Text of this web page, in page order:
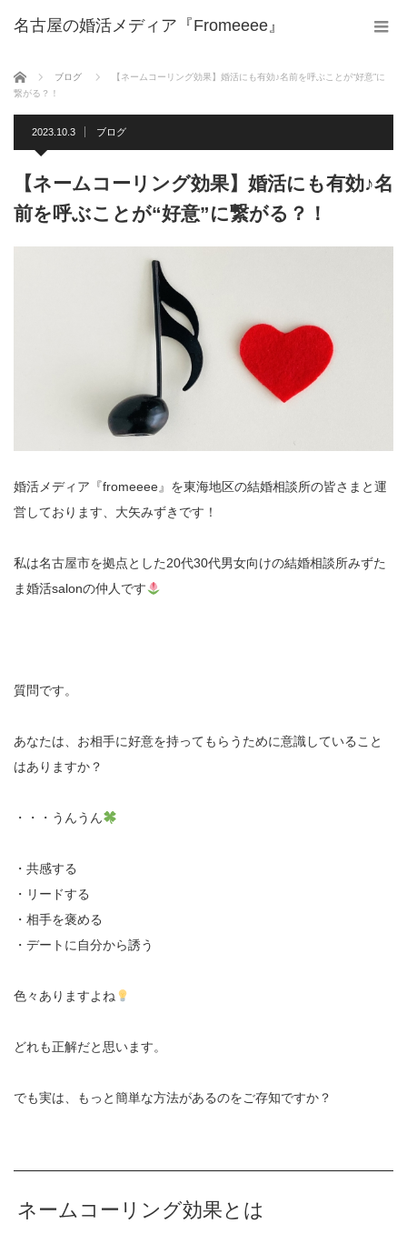
名古屋の婚活メディア『Fromeeee』
ホーム ブログ
【ネームコーリング効果】婚活にも有効♪名前を呼ぶことが“好意”に
繋がる？！
2023.10.3 ブログ
【ネームコーリング効果】婚活にも有効♪名
前を呼ぶことが“好意”に繋がる？！
婚活メディア『fromeeee』を東海地区の結婚相談所の皆さまと運
営しております、大矢みずきです！
私は名古屋市を拠点とした20代30代男女向けの結婚相談所みずた
ま婚活salonの仲人です
質問です。
あなたは、お相手に好意を持ってもらうために意識していること
はありますか？
・・・うんうん
・共感する
・リードする
・相手を褒める
・デートに自分から誘う
色々ありますよね
どれも正解だと思います。
でも実は、もっと簡単な方法があるのをご存知ですか？
ネームコーリング効果とは